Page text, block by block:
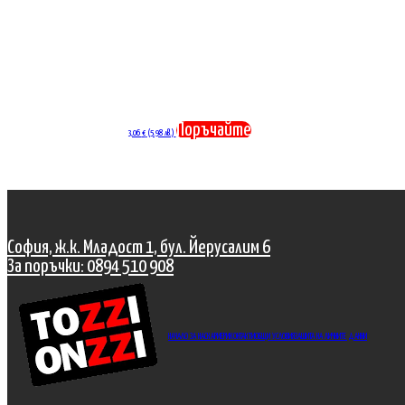
3,06 € (5.98 лв.) Поръчайте
София, ж.к. Младост 1, бул. Йерусалим 6
За поръчки: 0894 510 908
НАЧАЛО ЗА НАСКАРИЕРИКОНТАКТИОБЩИ УСЛОВИЯЗАШИТА НА ЛИЧНИТЕ ДАННИ